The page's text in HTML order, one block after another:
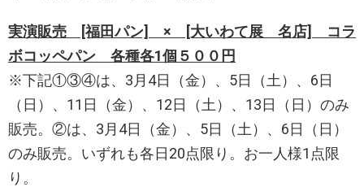
実演販売 [福田パン] × [大いわて展 名店] コラ
ボコッペパン 各種各1個５００円
※下記①③④は、3月4日（金）、5日（土）、6日
（日）、11日（金）、12日（土）、13日（日）のみ
販売。②は、3月4日（金）、5日（土）、6日（日）
のみ販売。いずれも各日20点限り。お一人様1点限
り。